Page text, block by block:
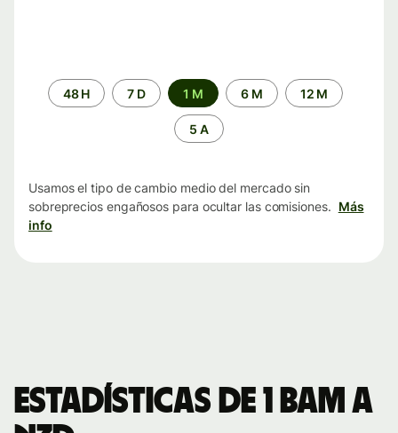
Periodo48 H 7 D 1 M 6 M 12 M
5 A
Usamos el tipo de cambio medio del mercado sin
sobreprecios engañosos para ocultar las comisiones. Más
info
Estadísticas de 1 BAM a